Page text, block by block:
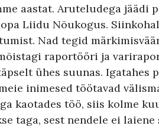
aastat. Aruteludega jäädi
Liidu Nõukogus.
Nad tegid
raportööri ja
ühes suunas. Igatahes
inimesed töötavad
kaotades töö, siis kolme
taga, sest nendele ei